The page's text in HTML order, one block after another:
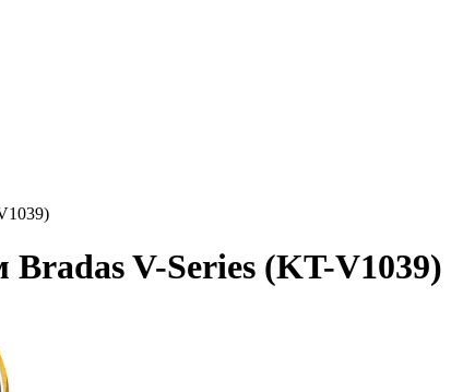
Bradas V-Series (KT-V1039)